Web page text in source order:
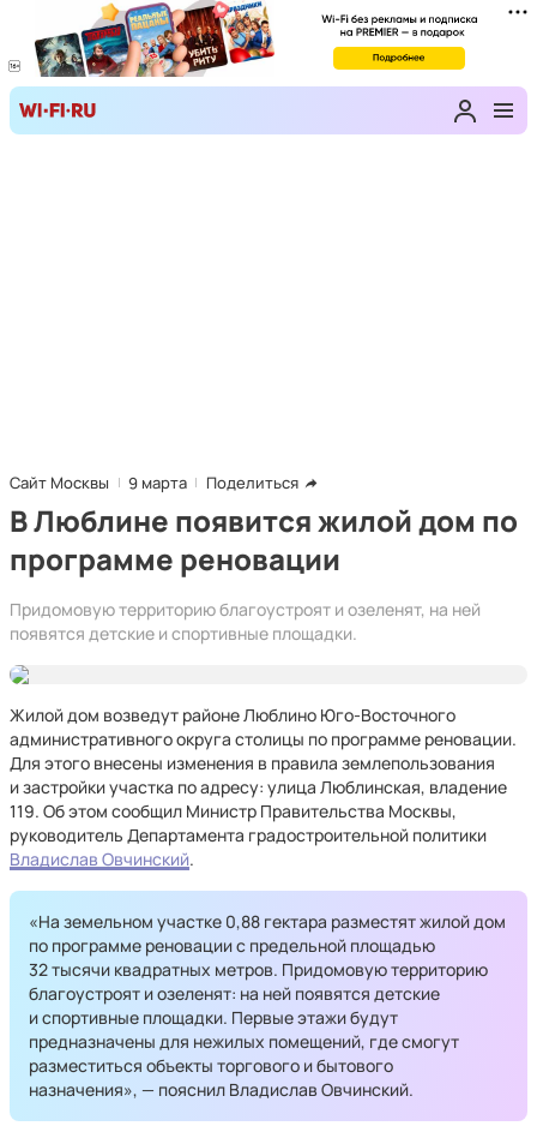
Сайт Москвы 9 марта Поделиться
В Люблине появится жилой дом по
программе реновации
Придомовую территорию благоустроят и озеленят, на ней
появятся детские и спортивные площадки.
Жилой дом возведут районе Люблино Юго-Восточного
административного округа столицы по программе реновации.
Для этого внесены изменения в правила землепользования
и застройки участка по адресу: улица Люблинская, владение
119. Об этом сообщил Министр Правительства Москвы,
руководитель Департамента градостроительной политики
Владислав Овчинский.
«На земельном участке 0,88 гектара разместят жилой дом
по программе реновации с предельной площадью
32 тысячи квадратных метров. Придомовую территорию
благоустроят и озеленят: на ней появятся детские
и спортивные площадки. Первые этажи будут
предназначены для нежилых помещений, где смогут
разместиться объекты торгового и бытового
назначения», — пояснил Владислав Овчинский.